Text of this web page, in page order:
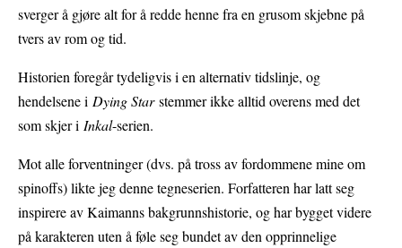
sverger å gjøre alt for å redde henne fra en grusom skjebne på
tvers av rom og tid.
Historien foregår tydeligvis i en alternativ tidslinje, og
hendelsene i Dying Starstemmer ikke alltid overens med det
som skjer i Inkal-serien.
Mot alle forventninger (dvs. på tross av fordommene mine om
spinoffs) likte jeg denne tegneserien. Forfatteren har latt seg
inspirere av Kaimanns bakgrunnshistorie, og har bygget videre
på karakteren uten å føle seg bundet av den opprinnelige